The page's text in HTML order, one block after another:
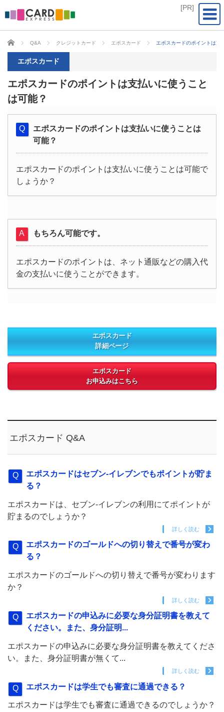
CARD EXPRESS
Q&A クレジットカード エポスカード エポスカードのポイントは支
エポスカード
エポスカードのポイントは支払いに使うこと
は可能？
エポスカードのポイントは支払いに使うことは
可能？
エポスカードのポイントは支払いに使うことは可能で
しょうか？
もちろん可能です。
エポスカードのポイントは、ネット通販などの購入代
金の支払いに使うことができます。
エポスカード
詳細ページ
エポスカード
お申込みはこちら
エポスカード Q&A
エポスカードはセブン-イレブンでもポイントが貯ま
る？
エポスカードは、セブン-イレブンの利用にてポイントが
貯まるのでしょうか？
詳しく読む
エポスカードのゴールドへの切り替えで番号が変わ
る？
エポスカードのゴールドへの切り替えで番号が変わります
か？
詳しく読む
エポスカードの申込みに必要な身分証明書を教えて
ください。また、身分証明...
エポスカードの申込みに必要な身分証明書を教えてくださ
い。また、身分証明書が無くて...
詳しく読む
エポスカードは学生でも審査に通過できる？
エポスカードは学生でも審査に通過できるのでしょうか？